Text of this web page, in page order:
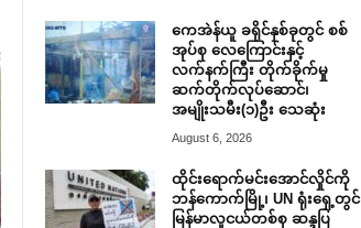
ကေအဲန်ယူ ခရိုင်နှစ်ခုတွင် စစ်
အုပ်စု လေကြောင်းနှင့်
လက်နက်ကြီး တိုက်ခိုက်မှု
ဆက်တိုက်လုပ်ဆောင်၊
အမျိုးသမီး(၁)ဦး သေဆုံး
August 6, 2026
ထိုင်းရောက်မင်းအောင်လှိုင်ကို
ဘန်ကောက်မြို့၊ UN ရုံးရှေ့တွင်
မြန်မာလူငယ်တစ်စု ဆန္ဒပြ